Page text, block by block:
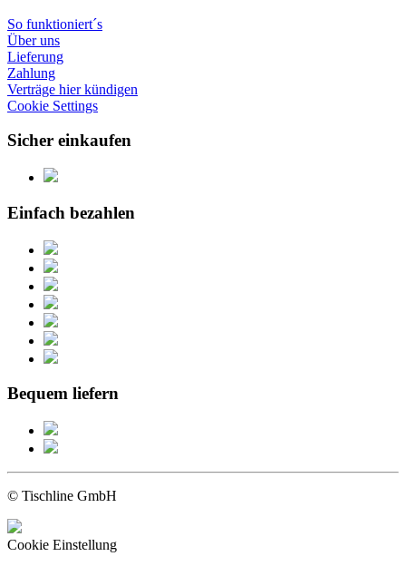
So funktioniert´s
Über uns
Lieferung
Zahlung
Verträge hier kündigen
Cookie Settings
Sicher einkaufen
Einfach bezahlen
Bequem liefern
© Tischline GmbH
Cookie Einstellung